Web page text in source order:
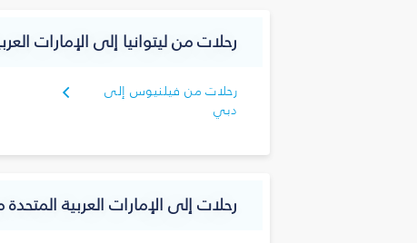
رحلات من ليتوانيا إلى الإمارات
رحلات من فيلنيوس إلى
دبي
رحلات إلى الإمارات العربية المتحدة